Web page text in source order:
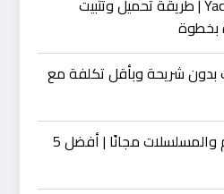
بخطوة
بدون شريحة وبأقل تكلفة مع
تحميل ومشاهدة الأفلام والمسلسلات مجانًا | أفضل 5